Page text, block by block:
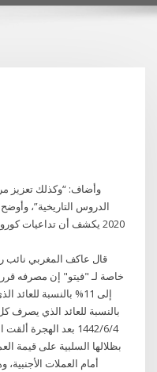
الدروس التاريخية”،
2020 يكشف أن تداعيات
قال عاكف المغربي
4‏‏/6‏‏/1442 بعد الهجرة
بظلالها السلبية على قيمة
أمام العملات